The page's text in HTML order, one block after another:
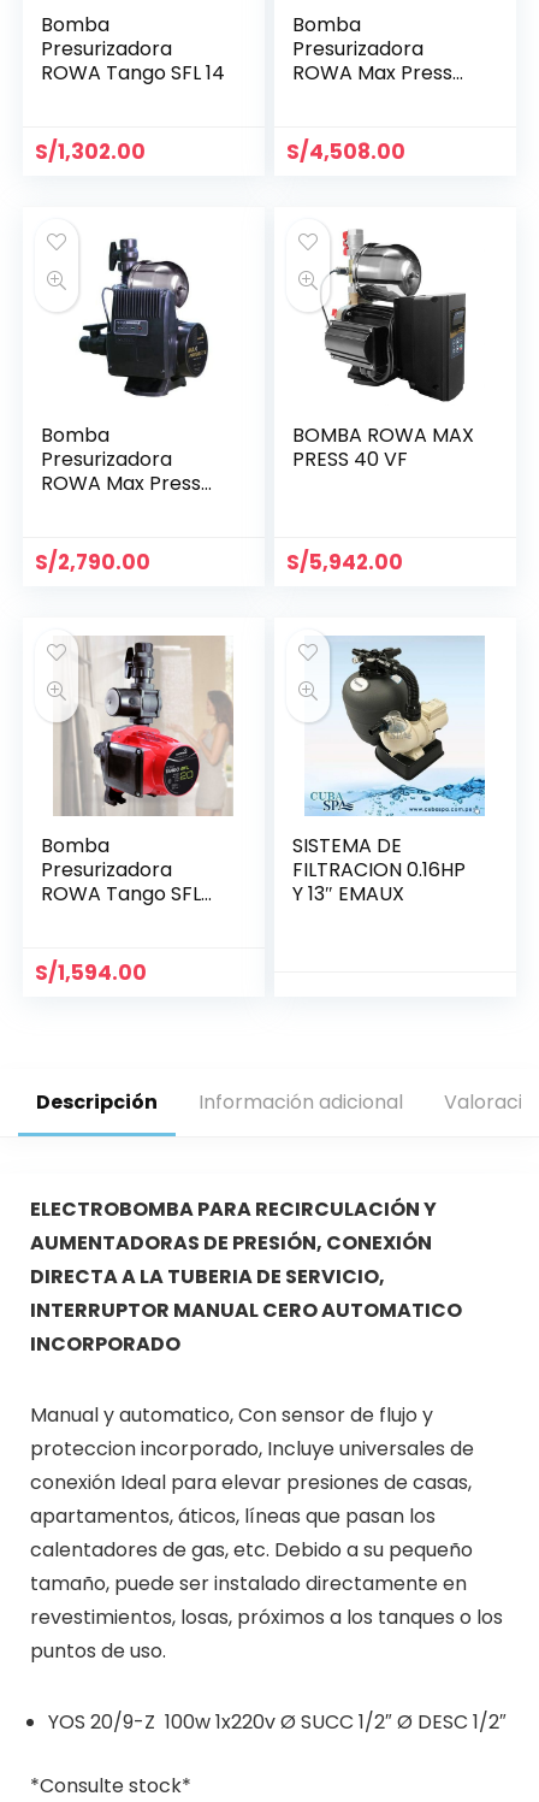
Bomba
Presurizadora
ROWA Tango SFL 14
S/1,302.00
Bomba
Presurizadora
ROWA Max Press
S/4,508.00
Bomba
Presurizadora
ROWA Max Press
S/2,790.00
BOMBA ROWA MAX
PRESS 40 VF
S/5,942.00
Bomba
Presurizadora
ROWA Tango SFL
S/1,594.00
SISTEMA DE
FILTRACION 0.16HP
Y 13″ EMAUX
Descripción Información adicional
ELECTROBOMBA PARA RECIRCULACIÓN Y
AUMENTADORAS DE PRESIÓN, CONEXIÓN
DIRECTA A LA TUBERIA DE SERVICIO,
INTERRUPTOR MANUAL CERO AUTOMATICO
INCORPORADO
Manual y automatico, Con sensor de flujo y
proteccion incorporado, Incluye universales de
conexión Ideal para elevar presiones de casas,
apartamentos, áticos, líneas que pasan los
calentadores de gas, etc. Debido a su pequeño
tamaño, puede ser instalado directamente en
revestimientos, losas, próximos a los tanques o los
puntos de uso.
YOS 20/9-Z 100w 1x220v Ø SUCC 1/2″ Ø DESC 1/2″
*Consulte stock*